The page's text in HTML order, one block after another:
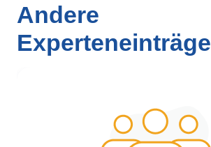
Andere
Experteneinträge